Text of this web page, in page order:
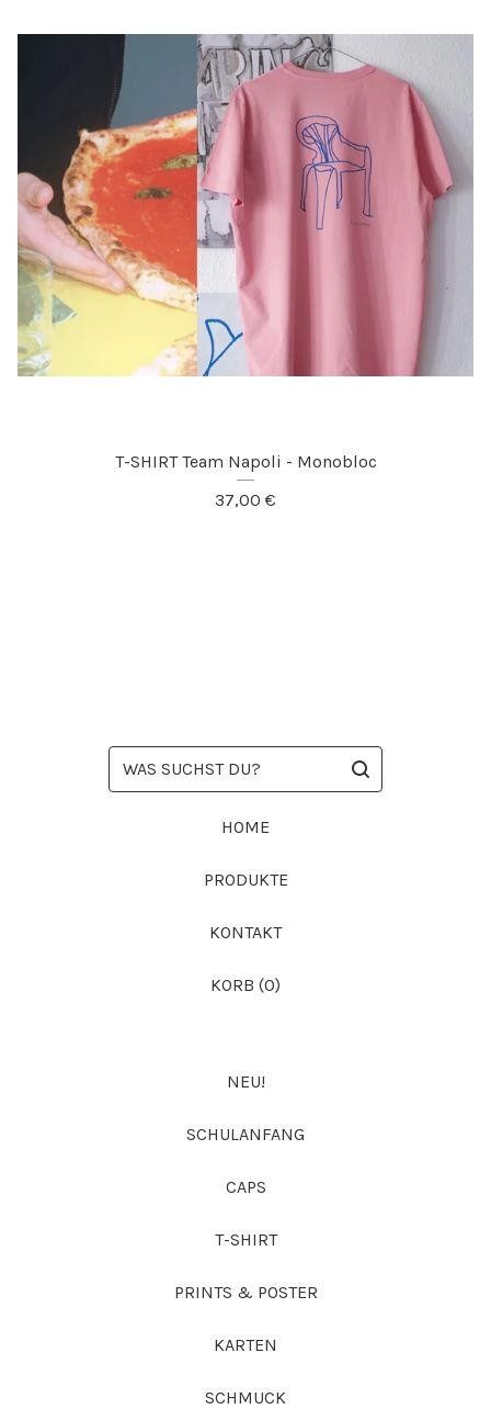
T-SHIRT Team Napoli - Monobloc
37,00 €
WAS
SUCHST
HOME
PRODUKTE
KONTAKT
KORB (0)
NEU!
SCHULANFANG
CAPS
T-SHIRT
PRINTS & POSTER
KARTEN
SCHMUCK